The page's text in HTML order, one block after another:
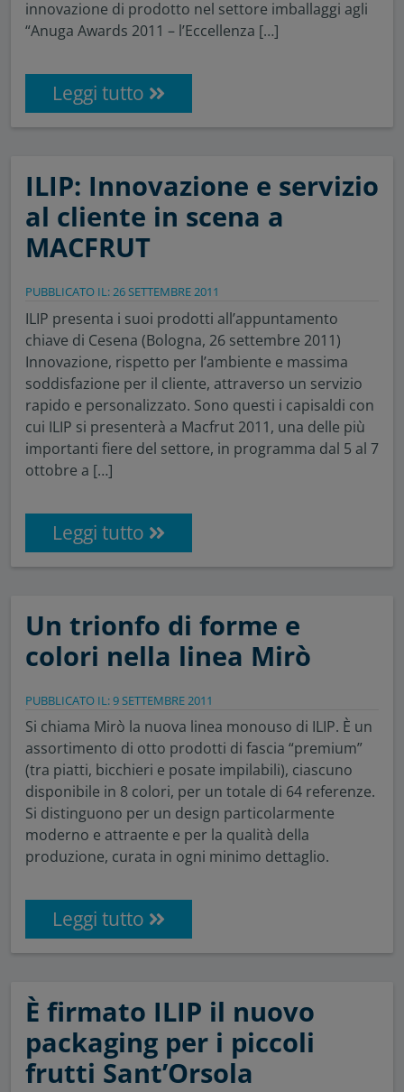
innovazione di prodotto nel settore imballaggi agli
“Anuga Awards 2011 – l’Eccellenza […]
Leggi tutto
ILIP: Innovazione e servizio
al cliente in scena a
MACFRUT
PUBBLICATO IL: 26 SETTEMBRE 2011
ILIP presenta i suoi prodotti all’appuntamento
chiave di Cesena (Bologna, 26 settembre 2011)
Innovazione, rispetto per l’ambiente e massima
soddisfazione per il cliente, attraverso un servizio
rapido e personalizzato. Sono questi i capisaldi con
cui ILIP si presenterà a Macfrut 2011, una delle più
importanti fiere del settore, in programma dal 5 al 7
ottobre a […]
Leggi tutto
Un trionfo di forme e
colori nella linea Mirò
PUBBLICATO IL: 9 SETTEMBRE 2011
Si chiama Mirò la nuova linea monouso di ILIP. È un
assortimento di otto prodotti di fascia “premium”
(tra piatti, bicchieri e posate impilabili), ciascuno
disponibile in 8 colori, per un totale di 64 referenze.
Si distinguono per un design particolarmente
moderno e attraente e per la qualità della
produzione, curata in ogni minimo dettaglio.
Leggi tutto
È firmato ILIP il nuovo
packaging per i piccoli
frutti Sant’Orsola